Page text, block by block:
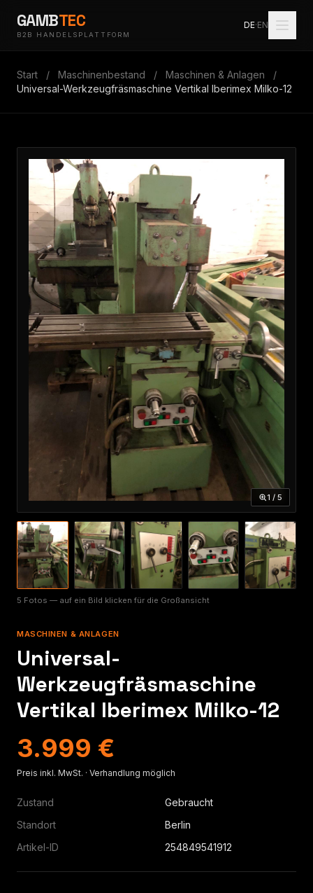
GAMBTEC
B2B HANDELSPLATTFORM
DE·EN
Start / Maschinenbestand / Maschinen & Anlagen
/
Universal-Werkzeugfräsmaschine Vertikal Iberimex Milko-12
1 / 5
5 Fotos — auf ein Bild klicken für die Großansicht
MASCHINEN & ANLAGEN
Universal-
Werkzeugfräsmaschine
Vertikal Iberimex Milko-12
3.999 €
Preis inkl. MwSt. · Verhandlung möglich
Zustand
Gebraucht
Standort
Berlin
Artikel-ID
254849541912